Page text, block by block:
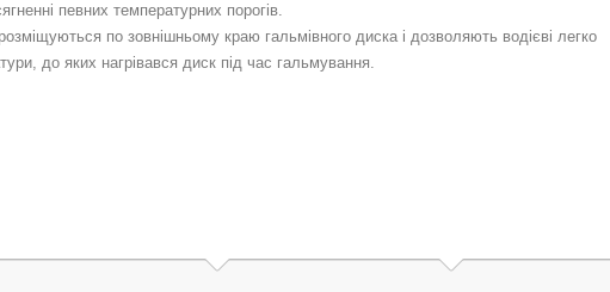
певних температурних порогів.
по зовнішньому краю гальмівного диска і дозволяють водієві легко
до яких нагрівався диск під час гальмування.